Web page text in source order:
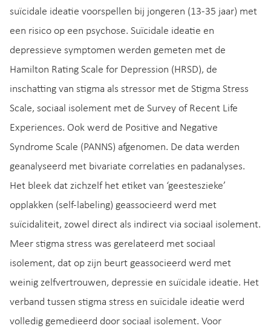
suïcidale ideatie voorspellen bij jongeren (13-35 jaar) met
een risico op een psychose. Suïcidale ideatie en
depressieve symptomen werden gemeten met de
Hamilton Rating Scale for Depression (HRSD), de
inschatting van stigma als stressor met de Stigma Stress
Scale, sociaal isolement met de Survey of Recent Life
Experiences. Ook werd de Positive and Negative
Syndrome Scale (PANNS) afgenomen. De data werden
geanalyseerd met bivariate correlaties en padanalyses.
Het bleek dat zichzelf het etiket van ‘geesteszieke’
opplakken (self-labeling) geassocieerd werd met
suïcidaliteit, zowel direct als indirect via sociaal isolement.
Meer stigma stress was gerelateerd met sociaal
isolement, dat op zijn beurt geassocieerd werd met
weinig zelfvertrouwen, depressie en suïcidale ideatie. Het
verband tussen stigma stress en suïcidale ideatie werd
volledig gemedieerd door sociaal isolement. Voor